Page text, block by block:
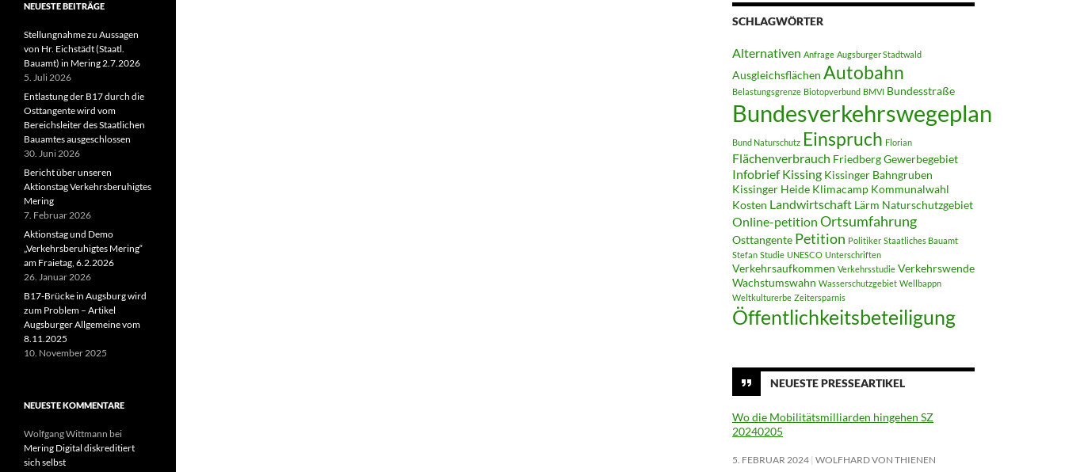
SCHLAGWÖRTER
Alternativen Anfrage Augsburger Stadtwald
Ausgleichsflächen Autobahn
Belastungsgrenze Biotopverbund BMVI Bundesstraße
Bundesverkehrswegeplan
Bund Naturschutz Einspruch Florian
Flächenverbrauch FriedbergGewerbegebiet
Infobrief Kissing Kissinger Bahngruben
Kissinger Heide Klimacamp Kommunalwahl
Kosten Landwirtschaft Lärm Naturschutzgebiet
Online-petition Ortsumfahrung
Osttangente Petition Politiker Staatliches Bauamt
Stefan Studie UNESCO Unterschriften
Verkehrsaufkommen Verkehrsstudie Verkehrswende
Wachstumswahn Wasserschutzgebiet Wellbappn
Weltkulturerbe Zeitersparnis
Öffentlichkeitsbeteiligung
NEUESTE PRESSEARTIKEL
Wo die Mobilitätsmilliarden hingehen SZ
20240205
5. FEBRUAR 2024 WOLFHARD VON THIENEN
NEUESTE BEITRÄGE
Stellungnahme zu Aussagen
von Hr. Eichstädt (Staatl.
Bauamt) in Mering 2.7.2026
5. Juli 2026
Entlastung der B17 durch die
Osttangente wird vom
Bereichsleiter des Staatlichen
Bauamtes ausgeschlossen
30. Juni 2026
Bericht über unseren
Aktionstag Verkehrsberuhigtes
Mering
7. Februar 2026
Aktionstag und Demo
„Verkehrsberuhigtes Mering“
am Fraietag, 6.2.2026
26. Januar 2026
B17-Brücke in Augsburg wird
zum Problem – Artikel
Augsburger Allgemeine vom
8.11.2025
10. November 2025
NEUESTE KOMMENTARE
Wolfgang Wittmann bei
Mering Digital diskreditiert
sich selbst